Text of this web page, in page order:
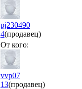
pj230490
4(продавец)
От кого:
vvp07
13(продавец)